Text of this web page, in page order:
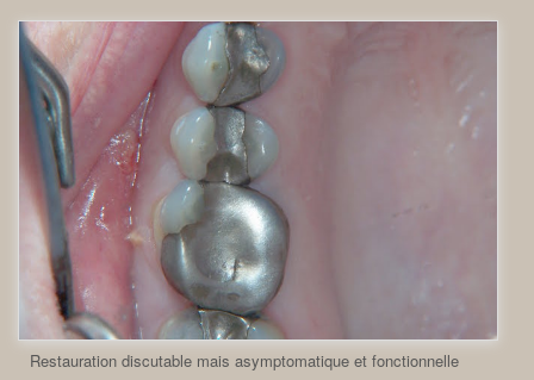
Restauration discutable mais asymptomatique et fonctionnelle